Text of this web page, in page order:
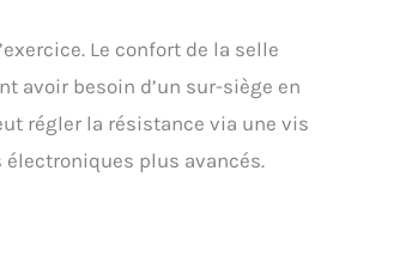
Le confort de la selle
avoir besoin d’un sur-siège en
régler la résistance via une vis
plus avancés.